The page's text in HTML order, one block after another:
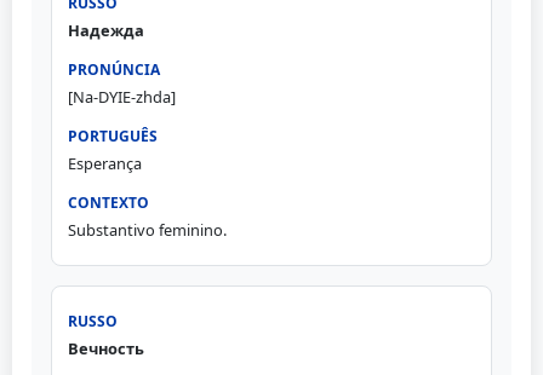
Надежда
[Na-DYIE-zhda]
Esperança
Substantivo feminino.
Вечность